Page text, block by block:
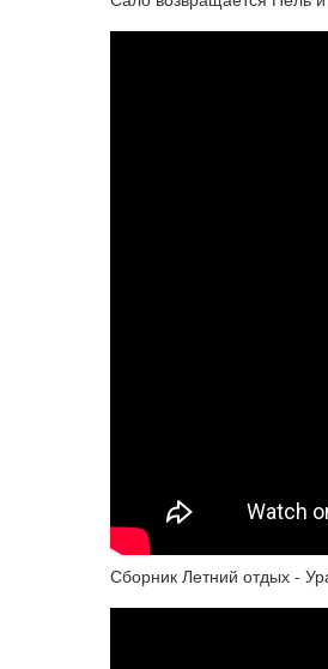
Сборник Летний отдых -